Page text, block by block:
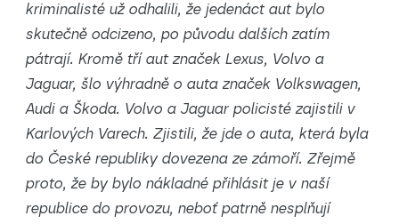
kriminalisté už odhalili, že jedenáct aut bylo
skutečně odcizeno, po původu dalších zatím
pátrají. Kromě tří aut značek Lexus, Volvo a
Jaguar, šlo výhradně o auta značek Volkswagen,
Audi a Škoda. Volvo a Jaguar policisté zajistili v
Karlových Varech. Zjistili, že jde o auta, která byla
do České republiky dovezena ze zámoří. Zřejmě
proto, že by bylo nákladné přihlásit je v naší
republice do provozu, neboť patrně nesplňují